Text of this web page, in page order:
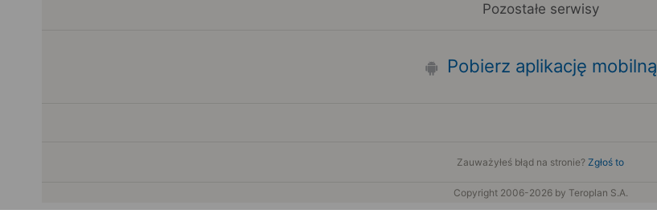
Pozostałe serwisy
Pobierz aplikację mobilną
Zauważyłeś błąd na stronie? Zgłoś to
Copyright 2006-2026 by Teroplan S.A.